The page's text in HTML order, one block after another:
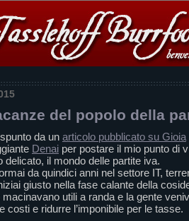
del popolo della
da un articolo pubblicato su Gioia
Denai per postare il mio punto di
delicato, il mondo delle partite iva.
da quindici anni nel settore IT,
giusto nella fase calante della
macinavano utili a randa e la gente
costi e ridurre l’imponibile per le tasse.